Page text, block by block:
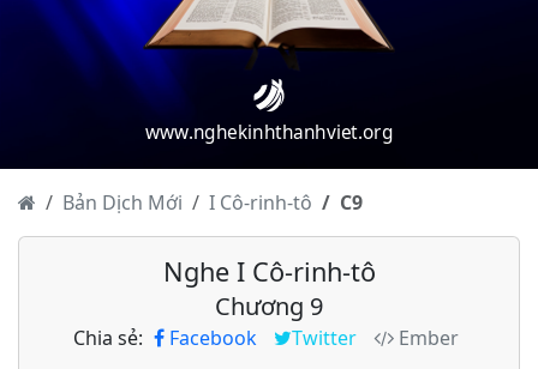
www.nghekinhthanhviet.org
Bản Dịch Mới I Cô-rinh-tô C9
Nghe I Cô-rinh-tô
Chương 9
Chia sẻ: Facebook Twitter
Ember
I Cô-rinh-tô - Chương 1
I Cô-rinh-tô - Chương 2
I Cô-rinh-tô - Chương 3
I Cô-rinh-tô - Chương 4
I Cô-rinh-tô - Chương 6
I Cô-rinh-tô - Chương 7